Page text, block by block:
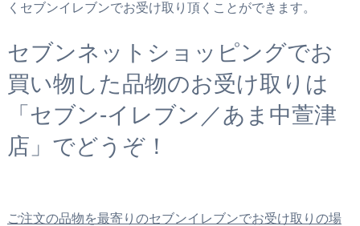
くセブンイレブンでお受け取り頂くことができます。
セブンネットショッピングでお
買い物した品物のお受け取りは
「セブン‐イレブン／あま中萱津
店」でどうぞ！
ご注文の品物を最寄りのセブンイレブンでお受け取りの場